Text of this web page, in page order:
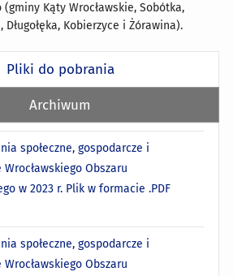
(gminy Kąty Wrocławskie, Sobótka,
Długołęka, Kobierzyce i Żórawina).
Pliki do pobrania
Archiwum
społeczne, gospodarcze i
Obszaru
w 2023 r. Plik w formacie .PDF
społeczne, gospodarcze i
Obszaru